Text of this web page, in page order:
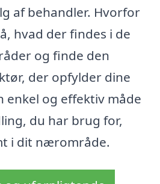
af behandler. Hvorfor
hvad der findes i de
og finde den
der opfylder dine
enkel og effektiv måde
du har brug for,
i dit nærområde.